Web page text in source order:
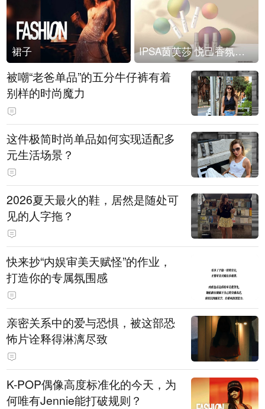
裙子 IPSA茵芙莎 悦己香氛凝露上市
被嘲“老爸单品”的五分牛仔裤有着
别样的时尚魔力
这件极简时尚单品如何实现适配多
元生活场景？
2026夏天最火的鞋，居然是随处可
见的人字拖？
快来抄“内娱审美天赋怪”的作业，
打造你的专属氛围感
亲密关系中的爱与恐惧，被这部恐
怖片诠释得淋漓尽致
K-POP偶像高度标准化的今天，为
何唯有Jennie能打破规则？